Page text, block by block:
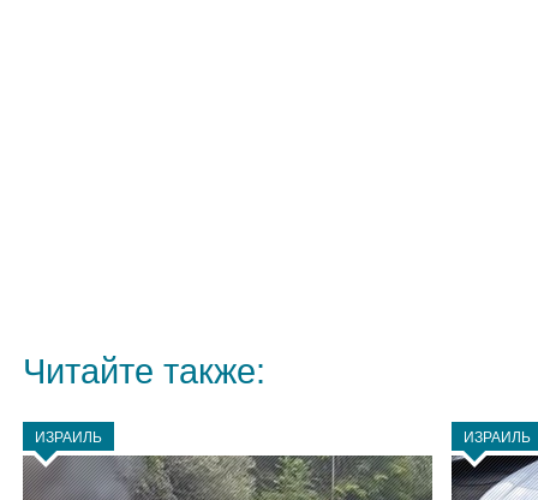
Читайте также:
ИЗРАИЛЬ ИЗРАИЛЬ